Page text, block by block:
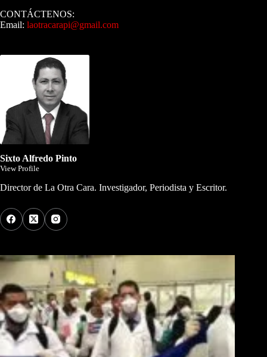
CONTÁCTENOS:
Email: laotracarapi@gmail.com
Sixto Alfredo Pinto
View Profile
Director de La Otra Cara. Investigador, Periodista y Escritor.